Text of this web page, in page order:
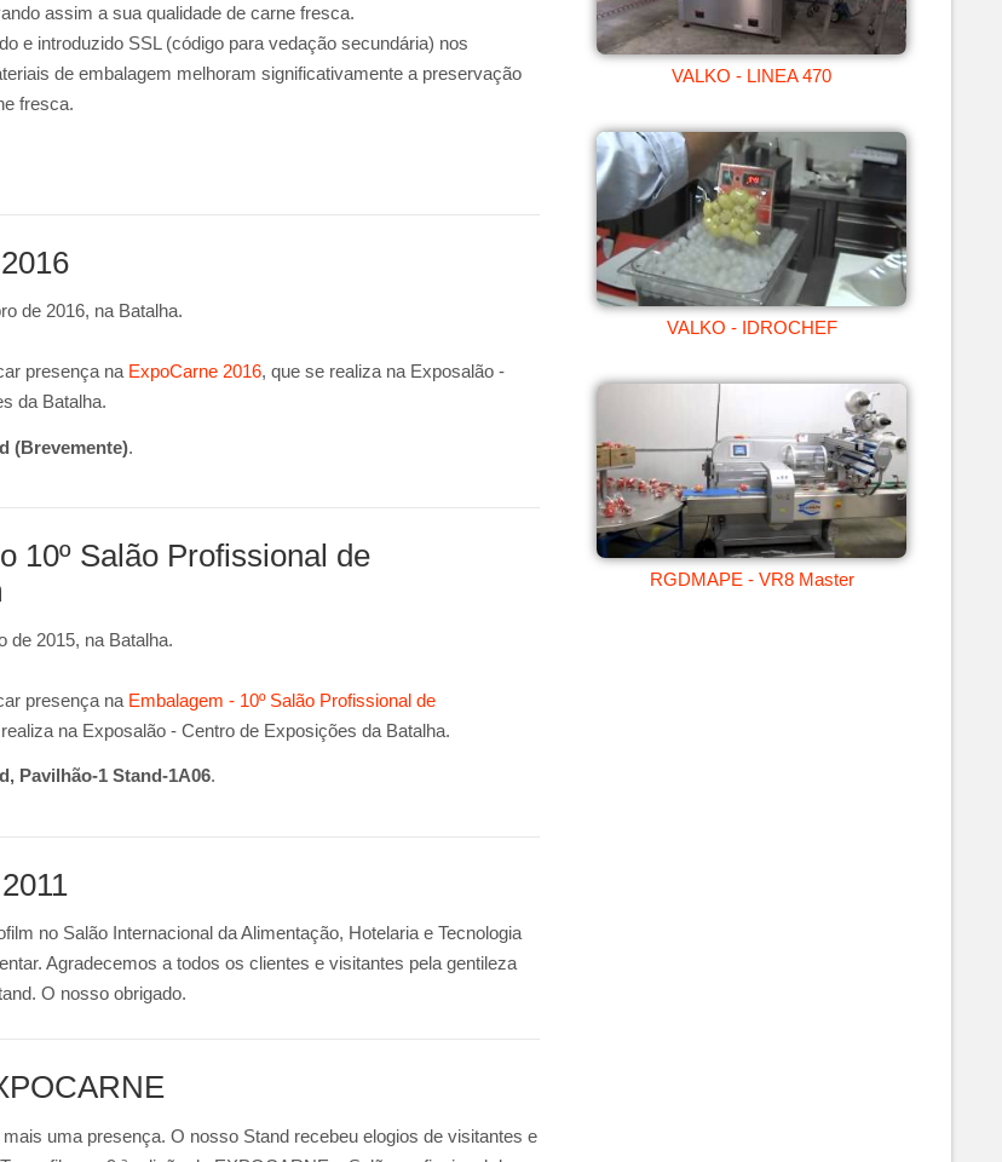
assim a sua qualidade de carne fresca.
e introduzido SSL (código para vedação secundária) nos
de embalagem melhoram significativamente a preservação
fresca.
de 2016, na Batalha.
presença na ExpoCarne 2016, que se realiza na Exposalão -
da Batalha.
(Brevemente).
10º Salão Profissional de
de 2015, na Batalha.
presença na Embalagem - 10º Salão Profissional de
na Exposalão - Centro de Exposições da Batalha.
Pavilhão-1 Stand-1A06.
no Salão Internacional da Alimentação, Hotelaria e Tecnologia
Agradecemos a todos os clientes e visitantes pela gentileza
O nosso obrigado.
uma presença. O nosso Stand recebeu elogios de visitantes e
VALKO - LINEA 470
VALKO - IDROCHEF
RGDMAPE - VR8 Master